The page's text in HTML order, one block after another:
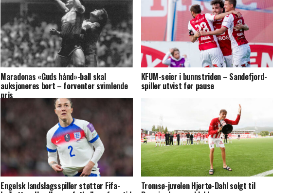
Maradonas «Guds hånd»-ball skal
auksjoneres bort – forventer svimlende
pris
KFUM-seier i bunnstriden – Sandefjord-
spiller utvist før pause
Engelsk landslagsspiller støtter Fifa- Tromsø-juvelen Hjertø-Dahl solgt til